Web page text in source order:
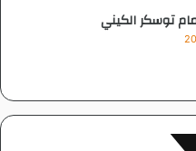
توسكر الكيني